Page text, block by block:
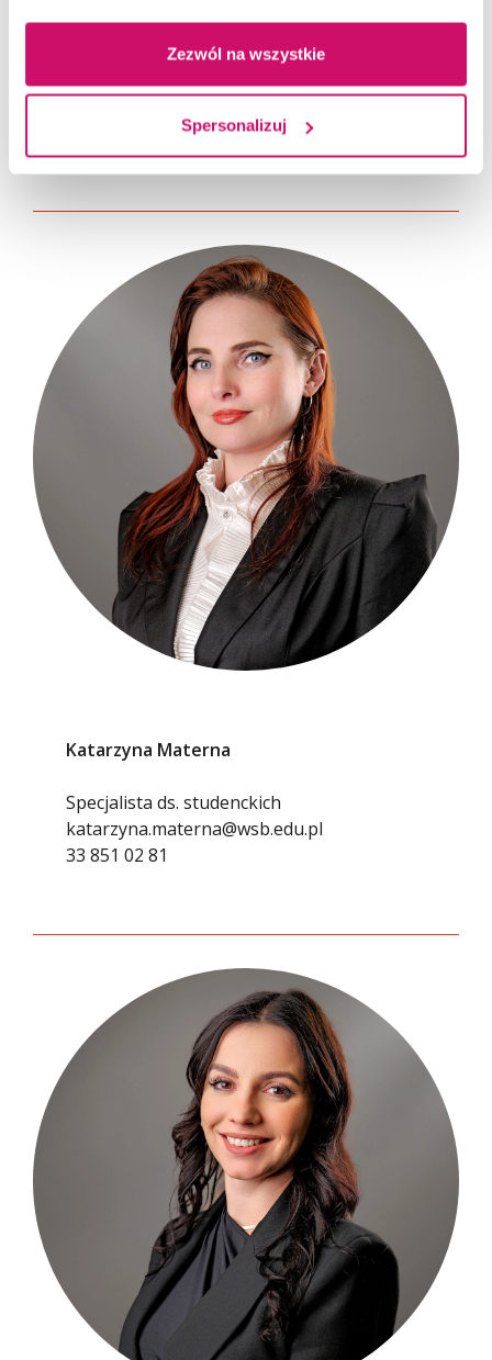
Zezwól na wszystkie
Spersonalizuj
Joanna Mazur
Katarzyna Materna
Specjalista ds. studenckich
katarzyna.materna@wsb.edu.pl
33 851 02 81